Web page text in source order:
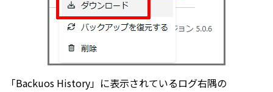
「Backuos History」に表示されているログ右隅の